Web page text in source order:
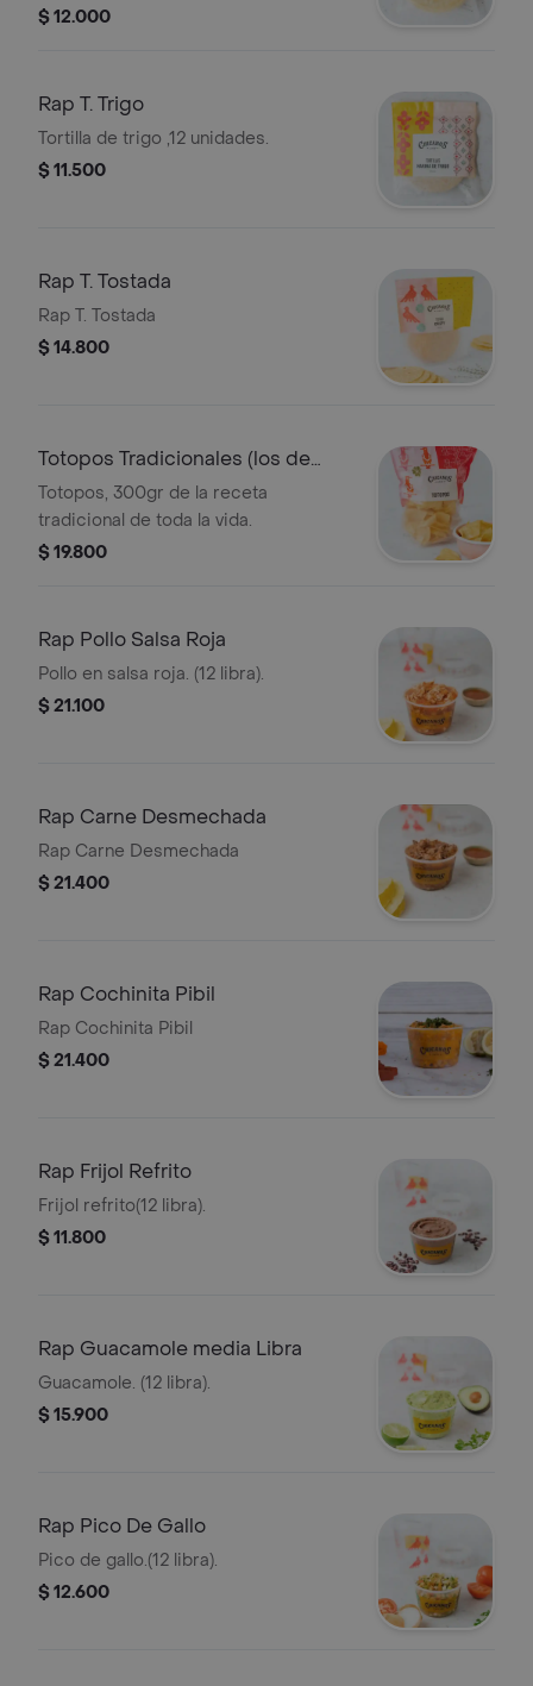
$ 12.000
Rap T. Trigo
Tortilla de trigo ,12 unidades.
$ 11.500
Rap T. Tostada
Rap T. Tostada
$ 14.800
Totopos Tradicionales (los de
siempre)
Totopos, 300gr de la receta
tradicional de toda la vida.
$ 19.800
Rap Pollo Salsa Roja
Pollo en salsa roja. (12 libra).
$ 21.100
Rap Carne Desmechada
Rap Carne Desmechada
$ 21.400
Rap Cochinita Pibil
Rap Cochinita Pibil
$ 21.400
Rap Frijol Refrito
Frijol refrito(12 libra).
$ 11.800
Rap Guacamole media Libra
Guacamole. (12 libra).
$ 15.900
Rap Pico De Gallo
Pico de gallo.(12 libra).
$ 12.600